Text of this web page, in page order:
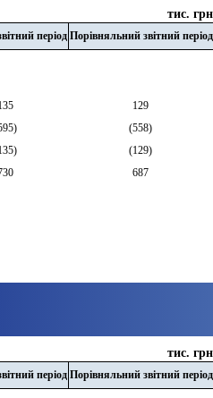
тис. грн
період Порівняльний звітний період
129
) (558)
) (129)
687
тис. грн
період Порівняльний звітний період